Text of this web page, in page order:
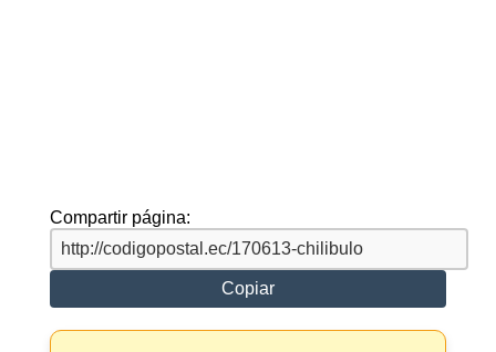
Compartir página:
Copiar